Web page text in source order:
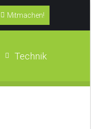
Mitmachen!
Technik